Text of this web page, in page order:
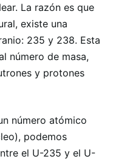
La razón es que
existe una
235 y 238. Esta
número de masa,
y protones
número atómico
podemos
el U-235 y el U-